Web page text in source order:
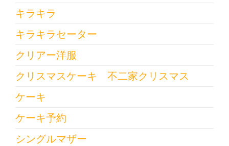
キラキラ
キラキラセーター
クリアー洋服
クリスマスケーキ 不二家クリスマス
ケーキ
ケーキ予約
シングルマザー